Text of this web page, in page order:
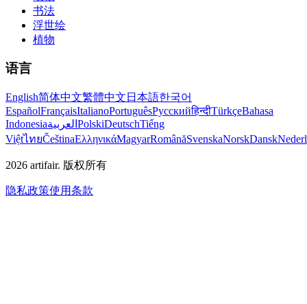
书法
浮世绘
植物
语言
English简体中文繁體中文 日本語한국어
EspañolFrançaisItalianoPortuguêsРусскийहिन्दीTürkçeBahasa
Indonesiaالعربية PolskiDeutschTiếng
ViệtไทยČeštinaΕλληνικάMagyarRomânăSvenskaNorskDansk
2026 artifair. 版权所有
隐私政策使用条款